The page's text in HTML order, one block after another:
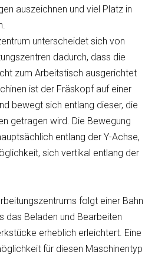
auszeichnen und viel Platz in
unterscheidet sich von
dadurch, dass die
zum Arbeitstisch ausgerichtet
ist der Fräskopf auf einer
bewegt sich entlang dieser, die
getragen wird. Die Bewegung
entlang der Y-Achse,
sich vertikal entlang der
folgt einer Bahn
das Beladen und Bearbeiten
erheblich erleichtert. Eine
für diesen Maschinentyp